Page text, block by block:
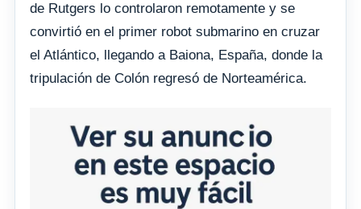
de Rutgers lo controlaron remotamente y se
convirtió en el primer robot submarino en cruzar
el Atlántico, llegando a Baiona, España, donde la
tripulación de Colón regresó de Norteamérica.